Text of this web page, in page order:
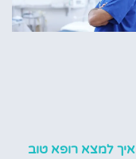
איך למצא רופא טוב